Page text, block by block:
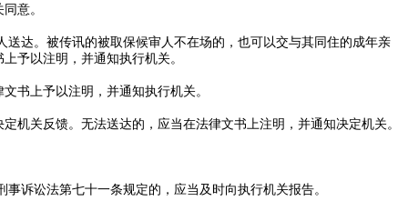
意。
达。被传讯的被取保候审人不在场的，也可以交与其同住的成年亲
予以注明，并通知执行机关。
书上予以注明，并通知执行机关。
机关反馈。无法送达的，应当在法律文书上注明，并通知决定机关。
诉讼法第七十一条规定的，应当及时向执行机关报告。